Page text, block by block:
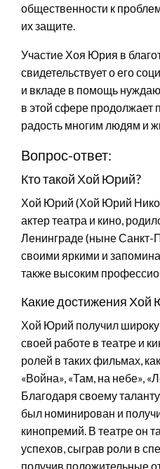
общественности к
их защите.
Участие Хоя Юрия в
свидетельствует о его
и вкладе в помощь
в этой сфере продолжает
радость многим людям и
Вопрос-ответ:
Кто такой Хой Юрий?
Хой Юрий (Хой Юрий
актер театра и кино,
Ленинграде (ныне Санкт-
своими яркими и
также высоким
Какие достижения Хой
Хой Юрий получил
своей работе в театре и
ролей в таких фильмах,
«Война», «Там, на небе»,
Благодаря своему
был номинирован и
кинопремий. В театре он
успехов, сыграв роли в
получив положительные